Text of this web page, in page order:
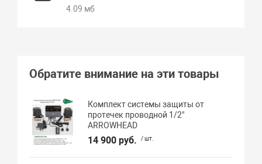
4.09 мб
Обратите внимание на эти товары
Комплект системы защиты от
протечек проводной 1/2"
ARROWHEAD
14 900 руб. / шт.